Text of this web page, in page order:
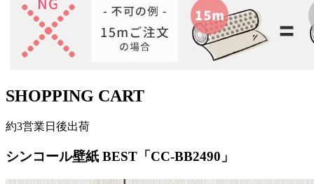
SHOPPING CART
約3営業日後出荷
シンコール壁紙 BEST「CC-BB2490」